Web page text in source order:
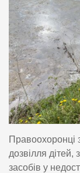
Правоохоронці
дозвілля дітей,
засобів у